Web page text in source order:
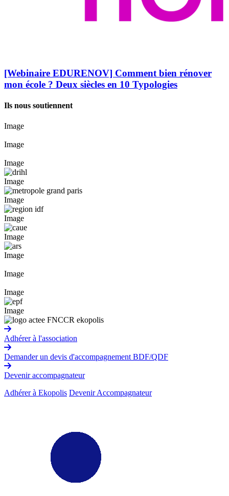
[Webinaire EDURENOV] Comment bien rénover
mon école ? Deux siècles en 10 Typologies
Ils nous soutiennent
Image
Image
Image
Image
Image
Image
Image
Image
Image
Image
Image
Adhérer à l'association
Demander un devis d'accompagnement BDF/QDF
Devenir accompagnateur
Adhérer à Ekopolis Devenir Accompagnateur